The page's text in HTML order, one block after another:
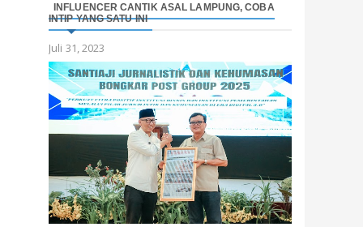
INFLUENCER CANTIK ASAL LAMPUNG, COBA
INTIP YANG SATU INI
Juli 31, 2023